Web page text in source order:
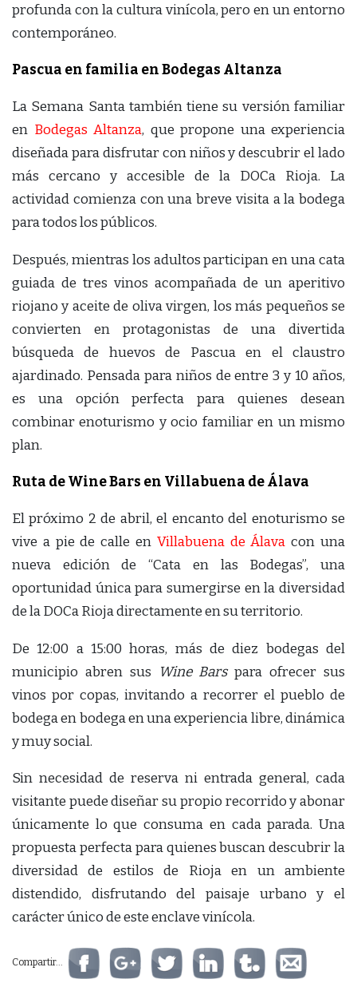
profunda con la cultura vinícola, pero en un entorno
contemporáneo.
Pascua en familia en Bodegas Altanza
La Semana Santa también tiene su versión familiar
en Bodegas Altanza, que propone una experiencia
diseñada para disfrutar con niños y descubrir el lado
más cercano y accesible de la DOCa Rioja. La
actividad comienza con una breve visita a la bodega
para todos los públicos.
Después, mientras los adultos participan en una cata
guiada de tres vinos acompañada de un aperitivo
riojano y aceite de oliva virgen, los más pequeños se
convierten en protagonistas de una divertida
búsqueda de huevos de Pascua en el claustro
ajardinado. Pensada para niños de entre 3 y 10 años,
es una opción perfecta para quienes desean
combinar enoturismo y ocio familiar en un mismo
plan.
Ruta de Wine Bars en Villabuena de Álava
El próximo 2 de abril, el encanto del enoturismo se
vive a pie de calle en Villabuena de Álava con una
nueva edición de “Cata en las Bodegas”, una
oportunidad única para sumergirse en la diversidad
de la DOCa Rioja directamente en su territorio.
De 12:00 a 15:00 horas, más de diez bodegas del
municipio abren sus
Wine Barspara ofrecer sus
vinos por copas, invitando a recorrer el pueblo de
bodega en bodega en una experiencia libre, dinámica
y muy social.
Sin necesidad de reserva ni entrada general, cada
visitante puede diseñar su propio recorrido y abonar
únicamente lo que consuma en cada parada. Una
propuesta perfecta para quienes buscan descubrir la
diversidad de estilos de Rioja en un ambiente
distendido, disfrutando del paisaje urbano y el
carácter único de este enclave vinícola.
Compartir...